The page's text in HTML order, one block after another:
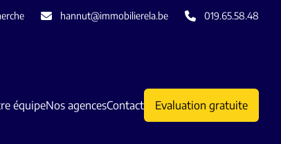
hannut@immobilierela.be 019.65.58.48
équipeNos agencesContact Evaluation gratuite